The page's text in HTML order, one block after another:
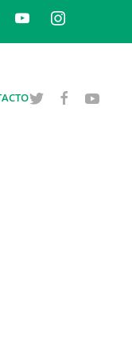
youtube instagram